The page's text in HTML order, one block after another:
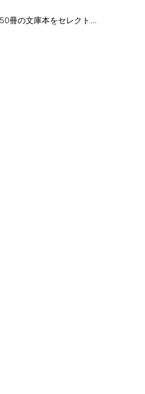
冊の文庫本をセレクト…